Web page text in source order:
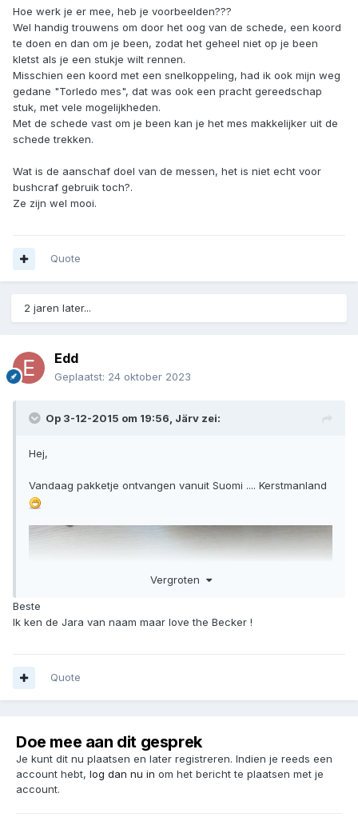
Hoe werk je er mee, heb je voorbeelden???
Wel handig trouwens om door het oog van de schede, een koord
te doen en dan om je been, zodat het geheel niet op je been
kletst als je een stukje wilt rennen.
Misschien een koord met een snelkoppeling, had ik ook mijn weg
gedane "Torledo mes", dat was ook een pracht gereedschap
stuk, met vele mogelijkheden.
Met de schede vast om je been kan je het mes makkelijker uit de
schede trekken.
Wat is de aanschaf doel van de messen, het is niet echt voor
bushcraf gebruik toch?.
Ze zijn wel mooi.
Quote
2 jaren later...
Edd
Geplaatst: 24 oktober 2023
Op 3-12-2015 om 19:56, Järv zei:
Hej,
Vandaag pakketje ontvangen vanuit Suomi .... Kerstmanland
Een van de vele vele redenen dat ik 'm gewoon wilde
hebben :
Vergroten
Beste
Ik ken de Jara van naam maar love the Becker !
Quote
Doe mee aan dit gesprek
Je kunt dit nu plaatsen en later registreren. Indien je reeds een
account hebt, log dan nu in om het bericht te plaatsen met je
account.